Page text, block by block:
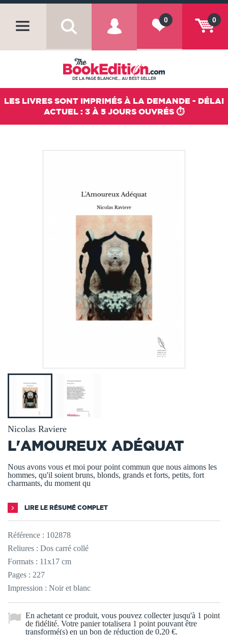
0
0
DE LA PAGE BLANCHE... AU BEST SELLER
LES LIVRES SONT IMPRIMÉS À LA DEMANDE - DÉLAI
ACTUEL : 3 À 5 JOURS OUVRÉS ⏱️
Nicolas Raviere
L'AMOUREUX ADÉQUAT
Nous avons vous et moi pour point commun que nous aimons les
hommes, qu'il soient bruns, blonds, grands et forts, petits, fort
charmants, du moment qu
LIRE LE RÉSUMÉ COMPLET
Référence : 102878
Reliures : Dos carré collé
Formats : 11x17 cm
Pages : 227
Impression : Noir et blanc
En achetant ce produit, vous pouvez collecter jusqu'à 1 point
de fidélité. Votre panier totalisera 1 point pouvant être
transformé(s) en un bon de réduction de 0,20 €.